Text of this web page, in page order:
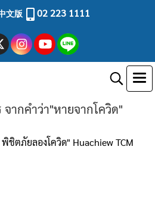
文版 02 223 1111
ากคำว่า"หายจากโควิด"
ชิตภัยลองโควิด" Huachiew TCM